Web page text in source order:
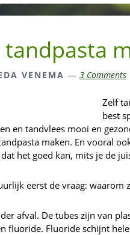
tandpasta
VENEMA 3 Comments
Zelf
best
en tandvlees mooi en
maken. En vooral
het goed kan, mits je de
eerst de vraag: waarom
afval. De tubes zijn van
fluoride. Fluoride schijnt